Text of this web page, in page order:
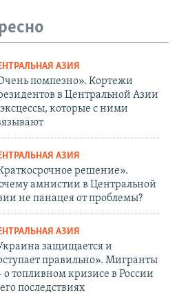
АЗИЯ
помпезно». Кортежи
в Центральной Азии
которые с ними
АЗИЯ
решение».
амнистии в Центральной
не панацея от проблемы?
АЗИЯ
защищается и
правильно». Мигранты
топливном кризисе в России
последствиях